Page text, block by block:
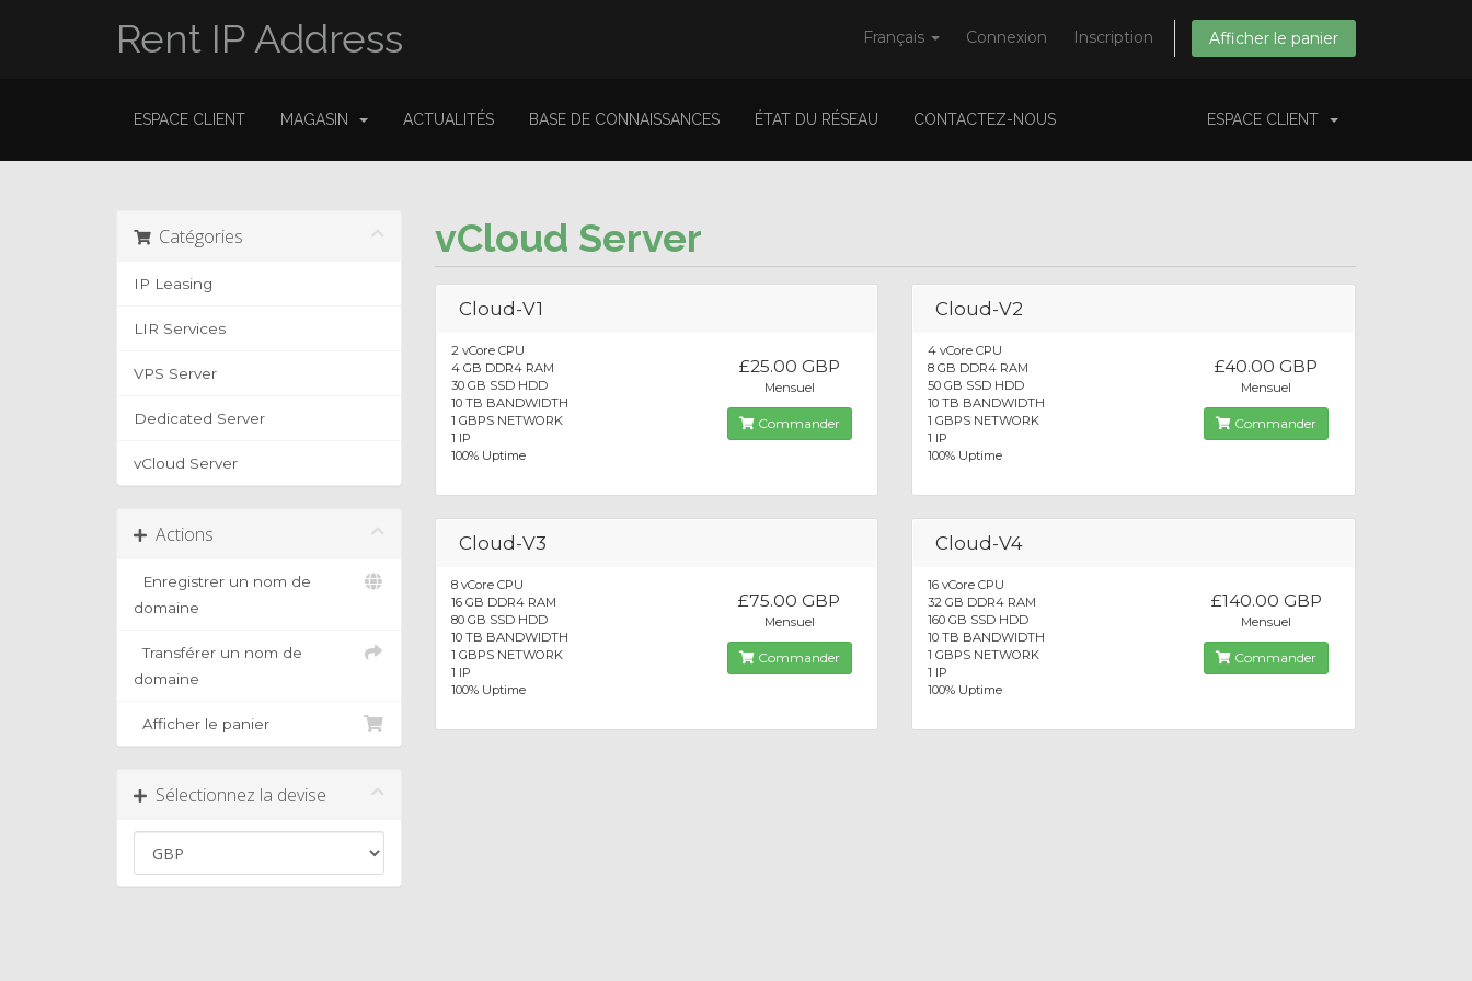
Français Connexion Inscription Afficher le panier
Rent IP Address
ESPACE CLIENT MAGASIN ACTUALITÉS BASE DE CONNAISSANCES ÉTAT DU RÉSEAU CONTACTEZ-NOUS ESPACE CLIENT
Catégories
IP Leasing
LIR Services
VPS Server
Dedicated Server
vCloud Server
Actions
Enregistrer un nom de
domaine
Transférer un nom de
domaine
Afficher le panier
Sélectionnez la devise
vCloud Server
Cloud-V1
2 vCore CPU
4 GB DDR4 RAM
30 GB SSD HDD
10 TB BANDWIDTH
1 GBPS NETWORK
1 IP
100% Uptime
£25.00 GBP
Mensuel
Commander
Cloud-V2
4 vCore CPU
8 GB DDR4 RAM
50 GB SSD HDD
10 TB BANDWIDTH
1 GBPS NETWORK
1 IP
100% Uptime
£40.00 GBP
Mensuel
Commander
Cloud-V3
8 vCore CPU
16 GB DDR4 RAM
80 GB SSD HDD
10 TB BANDWIDTH
1 GBPS NETWORK
1 IP
100% Uptime
£75.00 GBP
Mensuel
Commander
Cloud-V4
16 vCore CPU
32 GB DDR4 RAM
160 GB SSD HDD
10 TB BANDWIDTH
1 GBPS NETWORK
1 IP
100% Uptime
£140.00 GBP
Mensuel
Commander